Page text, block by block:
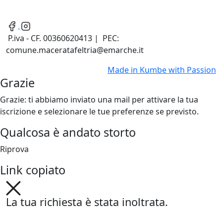
P.iva - CF. 00360620413 | PEC:
comune.maceratafeltria@emarche.it
Made in Kumbewith Passion
Grazie
Grazie: ti abbiamo inviato una mail per attivare la tua
iscrizione e selezionare le tue preferenze se previsto.
Qualcosa è andato storto
Riprova
Link copiato
La tua richiesta è stata inoltrata.